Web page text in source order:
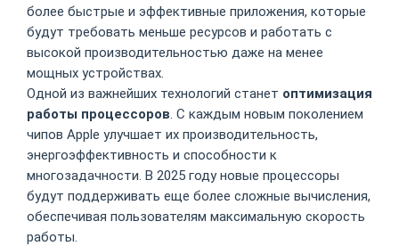
более быстрые и эффективные приложения, которые
будут требовать меньше ресурсов и работать с
высокой производительностью даже на менее
мощных устройствах.
Одной из важнейших технологий станет оптимизация
работы процессоров. С каждым новым поколением
чипов Apple улучшает их производительность,
энергоэффективность и способности к
многозадачности. В 2025 году новые процессоры
будут поддерживать еще более сложные вычисления,
обеспечивая пользователям максимальную скорость
работы.